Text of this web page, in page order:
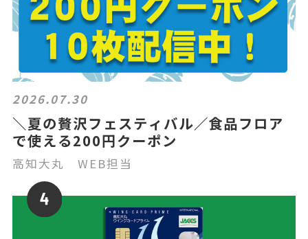
2026.07.30
＼夏の贅沢フェスティバル／食品フロア
で使える200円クーポン
高知大丸 WEB担当